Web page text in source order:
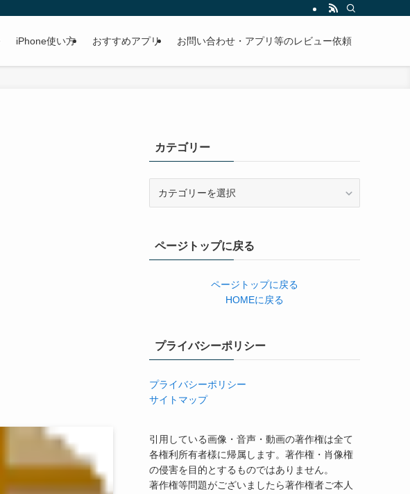
iPhone使い方 おすすめアプリ お問い合わせ・アプリ等のレビュー依頼
カテゴリー
ーページトップに戻る
ページトップに戻る
HOMEに戻る
プライバシーポリシー
プライバシーポリシー
サイトマップ
引用している画像・音声・動画の著作権は全て
各権利所有者様に帰属します。著作権・肖像権
の侵害を目的とするものではありません。
著作権等問題がございましたら著作権者ご本人